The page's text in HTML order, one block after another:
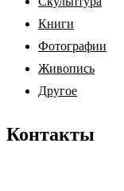
Книги
Фотографии
Живопись
Другое
Контакты